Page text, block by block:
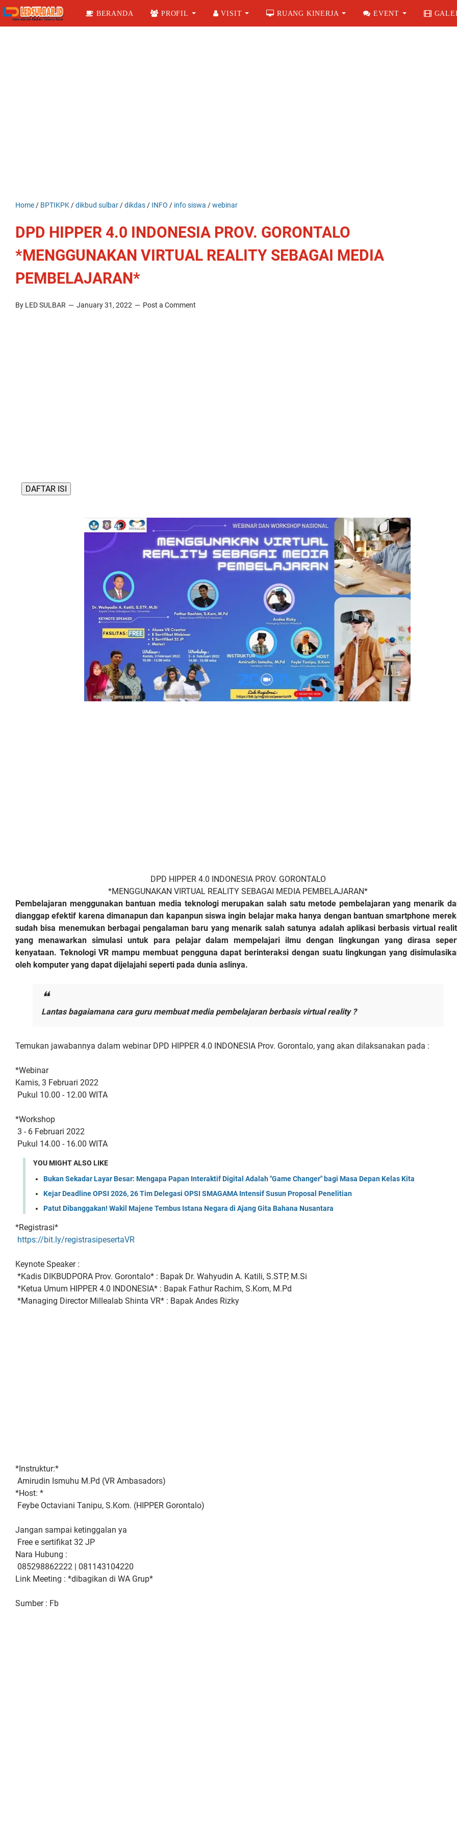
BERANDA PROFIL VISIT RUANG KINERJA EVENT
Home / BPTIKPK /dikbud sulbar /dikdas / INFO / info siswa /webinar
DPD HIPPER 4.0 INDONESIA PROV. GORONTALO
*MENGGUNAKAN VIRTUAL REALITY SEBAGAI MEDIA
PEMBELAJARAN*
By LED SULBAR January 31, 2022 Post a Comment
DAFTAR ISI
DPD HIPPER 4.0 INDONESIA PROV. GORONTALO
*MENGGUNAKAN VIRTUAL REALITY SEBAGAI MEDIA PEMBELAJARAN*
Pembelajaran menggunakan bantuan media teknologi merupakan salah satu metode pembelajaran yang menarik
dianggap efektif karena dimanapun dan kapanpun siswa ingin belajar maka hanya dengan bantuan smartphone
sudah bisa menemukan berbagai pengalaman baru yang menarik salah satunya adalah aplikasi berbasis virtual
yang menawarkan simulasi untuk para pelajar dalam mempelajari ilmu dengan lingkungan yang dirasa
kenyataan. Teknologi VR mampu membuat pengguna dapat berinteraksi dengan suatu lingkungan yang
oleh komputer yang dapat dijelajahi seperti pada dunia aslinya.
Lantas bagaiamana cara guru membuat media pembelajaran berbasis virtual reality ?
Temukan jawabannya dalam webinar DPD HIPPER 4.0 INDONESIA Prov. Gorontalo, yang akan dilaksanakan pada :
*Webinar
Kamis, 3 Februari 2022
Pukul 10.00 - 12.00 WITA
*Workshop
3 - 6 Februari 2022
Pukul 14.00 - 16.00 WITA
YOU MIGHT ALSO LIKE
Bukan Sekadar Layar Besar: Mengapa Papan Interaktif Digital Adalah "Game Changer" bagi Masa Depan Kelas Kita
Kejar Deadline OPSI 2026, 26 Tim Delegasi OPSI SMAGAMA Intensif Susun Proposal Penelitian
Patut Dibanggakan! Wakil Majene Tembus Istana Negara di Ajang Gita Bahana Nusantara
*Registrasi*
https://bit.ly/registrasipesertaVR
Keynote Speaker :
*Kadis DIKBUDPORA Prov. Gorontalo* : Bapak Dr. Wahyudin A. Katili, S.STP, M.Si
*Ketua Umum HIPPER 4.0 INDONESIA* : Bapak Fathur Rachim, S.Kom, M.Pd
*Managing Director Millealab Shinta VR* : Bapak Andes Rizky
*Instruktur:*
Amirudin Ismuhu M.Pd (VR Ambasadors)
*Host: *
Feybe Octaviani Tanipu, S.Kom. (HIPPER Gorontalo)
Jangan sampai ketinggalan ya
Free e sertifikat 32 JP
Nara Hubung :
085298862222 | 081143104220
Link Meeting : *dibagikan di WA Grup*
Sumber : Fb